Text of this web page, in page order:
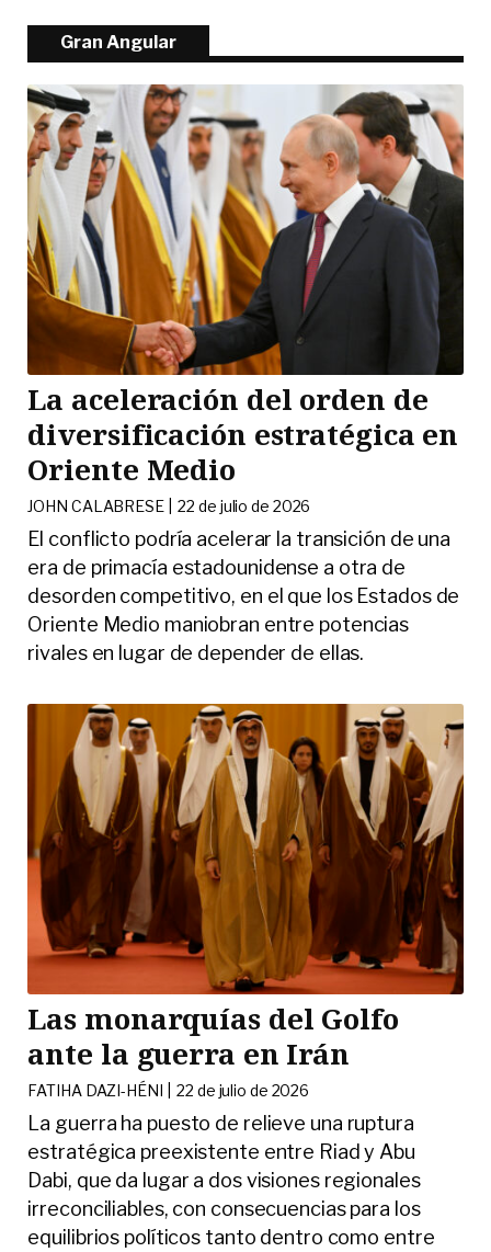
Gran Angular
La aceleración del orden de
diversificación estratégica en
Oriente Medio
JOHN CALABRESE |22 de julio de 2026
El conflicto podría acelerar la transición de una
era de primacía estadounidense a otra de
desorden competitivo, en el que los Estados de
Oriente Medio maniobran entre potencias
rivales en lugar de depender de ellas.
Las monarquías del Golfo
ante la guerra en Irán
FATIHA DAZI-HÉNI |22 de julio de 2026
La guerra ha puesto de relieve una ruptura
estratégica preexistente entre Riad y Abu
Dabi, que da lugar a dos visiones regionales
irreconciliables, con consecuencias para los
equilibrios políticos tanto dentro como entre